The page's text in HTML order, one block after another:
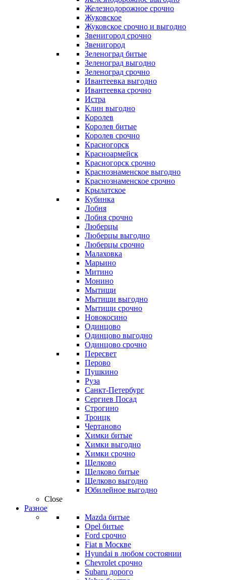
Железнодорожное срочно
Жуковское
Жуковское срочно и выгодно
Звенигород срочно
Звенигород
Зеленоград битые
Зеленоград выгодно
Зеленоград срочно
Ивантеевка выгодно
Ивантеевка срочно
Истра
Клин выгодно
Королев
Королев битые
Королев срочно
Красногорск
Красноармейск
Красногорск срочно
Краснознаменское выгодно
Краснознаменское срочно
Крылатское
Кубинка
Лобня
Лобня срочно
Люберцы
Люберцы выгодно
Люберцы срочно
Малаховка
Марьино
Митино
Монино
Мытищи
Мытищи выгодно
Мытищи срочно
Новокосино
Одинцово
Одинцово выгодно
Одинцово срочно
Пересвет
Перово
Пушкино
Руза
Санкт-Петербург
Сергиев Посад
Строгино
Троицк
Чертаново
Химки битые
Химки выгодно
Химки срочно
Щелково
Щелково битые
Щелково выгодно
Юбилейное выгодно
Close
Разное
Mazda битые
Opel битые
Ford срочно
Fiat в Москве
Hyundai в любом состоянии
Chevrolet срочно
Subaru дорого